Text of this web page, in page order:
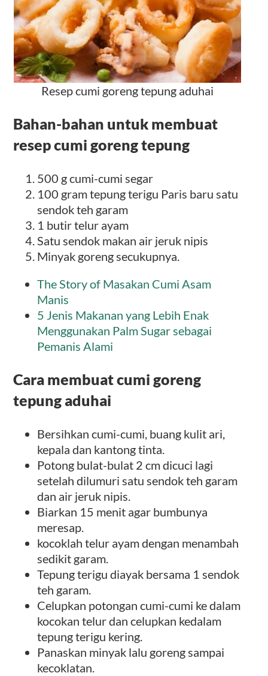
Resep cumi goreng tepung aduhai
Bahan-bahan untuk membuat
resep cumi goreng tepung
500 g cumi-cumi segar
100 gram tepung terigu Paris baru satu
sendok teh garam
1 butir telur ayam
Satu sendok makan air jeruk nipis
Minyak goreng secukupnya.
The Story of Masakan Cumi Asam
Manis
5 Jenis Makanan yang Lebih Enak
Menggunakan Palm Sugar sebagai
Pemanis Alami
Cara membuat cumi goreng
tepung aduhai
Bersihkan cumi-cumi, buang kulit ari,
kepala dan kantong tinta.
Potong bulat-bulat 2 cm dicuci lagi
setelah dilumuri satu sendok teh garam
dan air jeruk nipis.
Biarkan 15 menit agar bumbunya
meresap.
kocoklah telur ayam dengan menambah
sedikit garam.
Tepung terigu diayak bersama 1 sendok
teh garam.
Celupkan potongan cumi-cumi ke dalam
kocokan telur dan celupkan kedalam
tepung terigu kering.
Panaskan minyak lalu goreng sampai
kecoklatan.